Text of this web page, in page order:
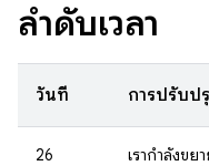
ลำดับเวลา
วันที่ การปรับป
26
เรากำลังขย